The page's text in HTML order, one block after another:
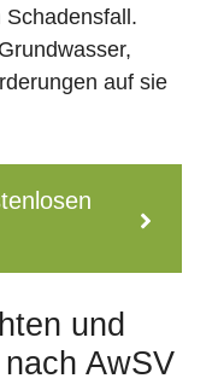
auf sie
und
AwSV